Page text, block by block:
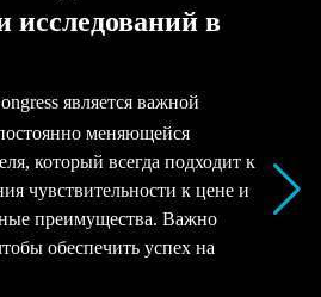
исследований в
является важной
меняющейся
который всегда подходит к
чувствительности к цене и
преимущества. Важно
обеспечить успех на